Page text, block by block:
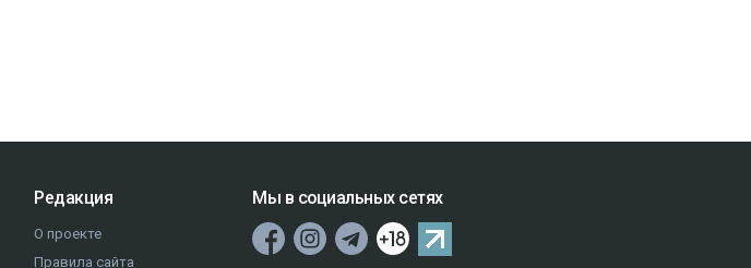
Редакция
О проекте
Правила сайта
Мы в социальных сетях